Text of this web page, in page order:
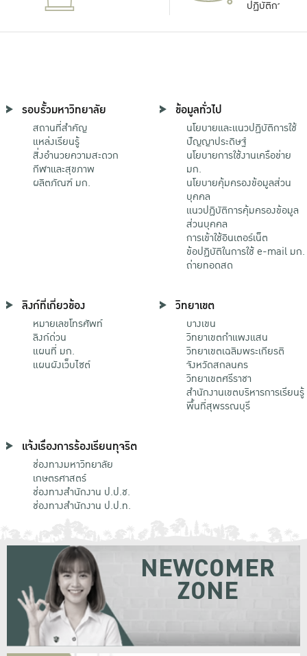
ปฏิบัติการ
รอบรั้วมหาวิทยาลัย
สถานที่สำคัญ
แหล่งเรียนรู้
สิ่งอำนวยความสะดวก
กีฬาและสุขภาพ
ผลิตภัณฑ์ มก.
ข้อมูลทั่วไป
นโยบายและแนวปฏิบัติการใช้
ปัญญาประดิษฐ์
นโยบายการใช้งานเครือข่าย
มก.
นโยบายคุ้มครองข้อมูลส่วน
บุคคล
แนวปฏิบัติการคุ้มครองข้อมูล
ส่วนบุคคล
การเข้าใช้อินเตอร์เน็ต
ข้อปฏิบัติในการใช้ e-mail มก.
ถ่ายทอดสด
ลิงก์ที่เกี่ยวข้อง
หมายเลขโทรศัพท์
ลิงก์ด่วน
แผนที่ มก.
แผนผังเว็บไซต์
วิทยาเขต
บางเขน
วิทยาเขตกําแพงแสน
วิทยาเขตเฉลิมพระเกียรติ
จังหวัดสกลนคร
วิทยาเขตศรีราชา
สำนักงานเขตบริหารการเรียนรู้
พื้นที่สุพรรณบุรี
แจ้งเรื่องการร้องเรียนทุจริต
ช่องทางมหาวิทยาลัย
เกษตรศาสตร์
ช่องทางสำนักงาน ป.ป.ช.
ช่องทางสำนักงาน ป.ป.ท.
NEWCOMER
ZONE